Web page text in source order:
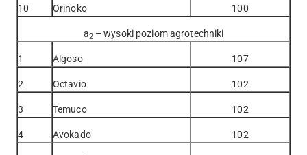
10 Orinoko 100
a2– wysoki poziom agrotechniki
1 Algoso 107
2 Octavio 102
3 Temuco 102
4 Avokado 102